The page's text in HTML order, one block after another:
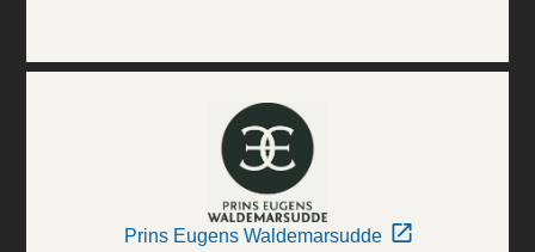
Prins Eugens Waldemarsudde